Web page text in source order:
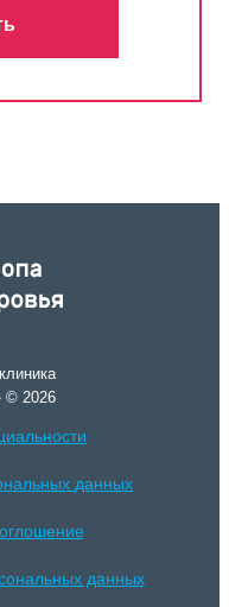
© 2026
данных
данных